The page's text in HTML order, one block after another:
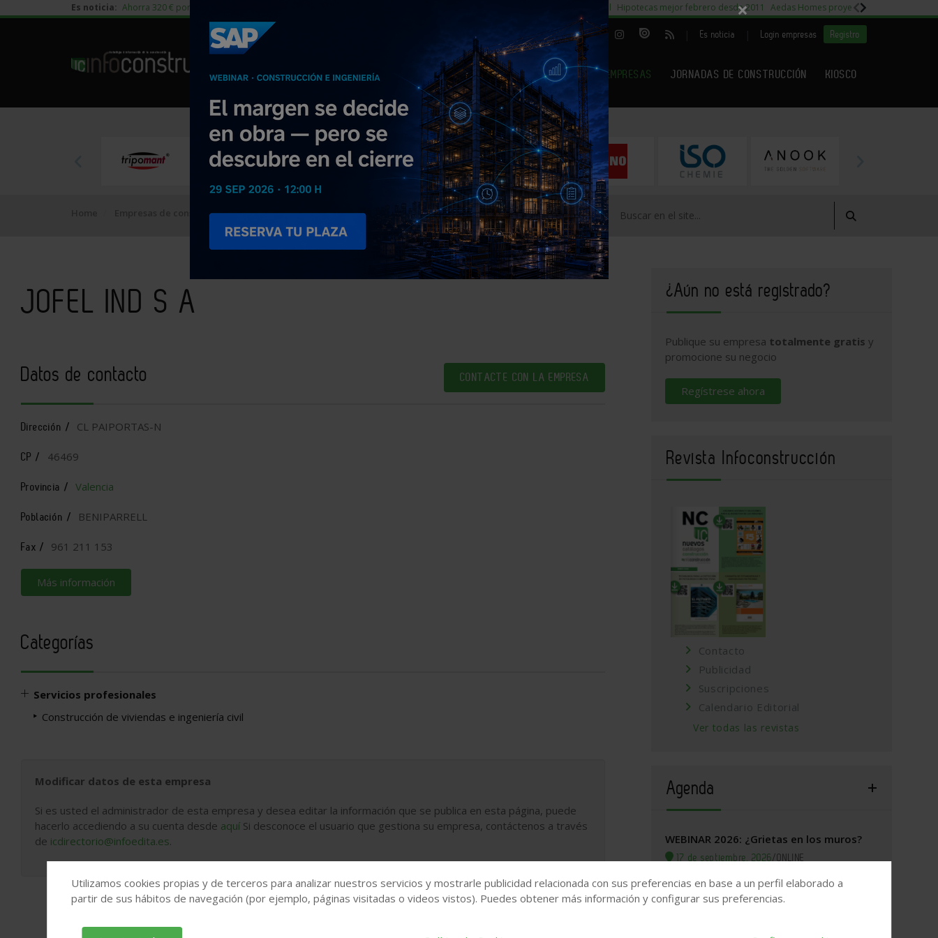
Es noticia: Ahorra 320 € por vivienda en edificación residencial 29% cambiar al alquiler temporal Hipotecas mejor febrero desde 2011 Aedas Homes proyecto Fiora
| Es noticia Login empresas Registro
NOTICIAS PRODUCTOS AGENDA ARTÍCULOS EMPRESAS JORNADAS DE CONSTRUCCIÓN KIOSCO
EMPRESAS PREMIUM
Empresas de construcción JOFEL IND S A
JOFEL IND S A
Datos de contacto CONTACTE CON LA EMPRESA
Dirección / CL PAIPORTAS-N
CP / 46469
Provincia / Valencia
Población / BENIPARRELL
Fax / 961 211 153
Más información
Categorías
Servicios profesionales
Construcción de viviendas e ingeniería civil
Modificar datos de esta empresa
Si es usted el administrador de esta empresa y desea editar la información que se publica en esta página, puede
hacerlo accediendo a su cuenta desde aquí Si desconoce el usuario que gestiona su empresa, contáctenos a través
de icdirectorio@infoedita.es.
¿Aún no está registrado?
Publique su empresa totalmente gratis y
promocione su negocio
Regístrese ahora
Revista Infoconstrucción
Contacto
Publicidad
Suscripciones
Calendario Editorial
Ver todas las revistas
Agenda
WEBINAR 2026: ¿Grietas en los muros?
17 de septiembre, 2026/ONLINE
Valladolid, 2026. Jornada Arquitectura y
Construcción
Utilizamos cookies propias y de terceros para analizar nuestros servicios y mostrarle publicidad relacionada con sus preferencias en base a un perfil elaborado a
partir de sus hábitos de navegación (por ejemplo, páginas visitadas o videos vistos). Puedes obtener más información y configurar sus preferencias.
×